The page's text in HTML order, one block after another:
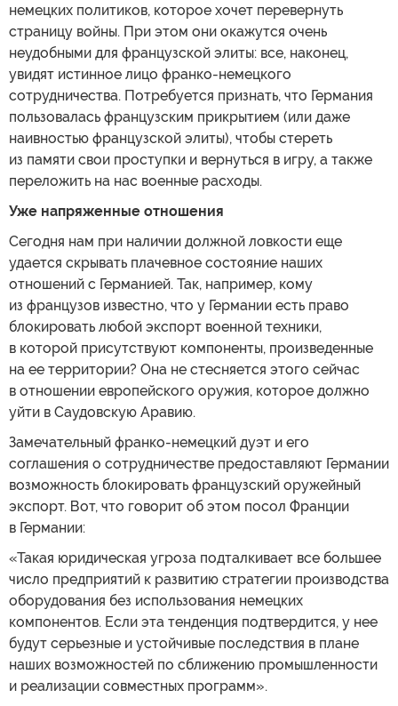
немецких политиков, которое хочет перевернуть
страницу войны. При этом они окажутся очень
неудобными для французской элиты: все, наконец,
увидят истинное лицо франко-немецкого
сотрудничества. Потребуется признать, что Германия
пользовалась французским прикрытием (или даже
наивностью французской элиты), чтобы стереть
из памяти свои проступки и вернуться в игру, а также
переложить на нас военные расходы.
Уже напряженные отношения
Сегодня нам при наличии должной ловкости еще
удается скрывать плачевное состояние наших
отношений с Германией. Так, например, кому
из французов известно, что у Германии есть право
блокировать любой экспорт военной техники,
в которой присутствуют компоненты, произведенные
на ее территории? Она не стесняется этого сейчас
в отношении европейского оружия, которое должно
уйти в Саудовскую Аравию.
Замечательный франко-немецкий дуэт и его
соглашения о сотрудничестве предоставляют Германии
возможность блокировать французский оружейный
экспорт. Вот, что говорит об этом посол Франции
в Германии:
«Такая юридическая угроза подталкивает все большее
число предприятий к развитию стратегии производства
оборудования без использования немецких
компонентов. Если эта тенденция подтвердится, у нее
будут серьезные и устойчивые последствия в плане
наших возможностей по сближению промышленности
и реализации совместных программ».